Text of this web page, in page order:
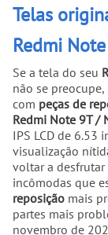
Telas
Redmi
Se a tela do seu
não se
com peças de
Redmi Note 9T /
IPS LCD de 6.53
visualização
voltar a desfrutar
incômodas que
reposição mais
partes mais
novembro de